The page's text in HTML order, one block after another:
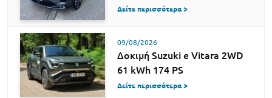
Δείτε περισσότερα >
09/08/2026
Δοκιμή Suzuki e Vitara 2WD
61 kWh 174 PS
Δείτε περισσότερα >